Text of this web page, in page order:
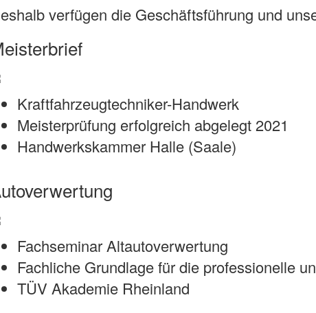
verfügen die Geschäftsführung und
Kraftfahrzeugtechniker-Handwerk
Meisterprüfung erfolgreich abgelegt 2021
Handwerkskammer Halle (Saale)
Fachseminar Altautoverwertung
Fachliche Grundlage für die professionelle
TÜV Akademie Rheinland